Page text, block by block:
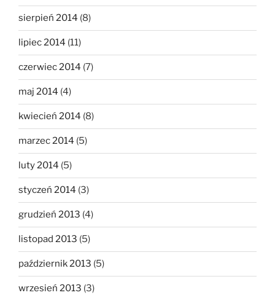
sierpień 2014 (8)
lipiec 2014 (11)
czerwiec 2014 (7)
maj 2014 (4)
kwiecień 2014 (8)
marzec 2014 (5)
luty 2014 (5)
styczeń 2014 (3)
grudzień 2013 (4)
listopad 2013 (5)
październik 2013 (5)
wrzesień 2013 (3)